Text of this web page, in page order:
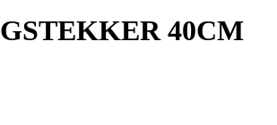
40CM